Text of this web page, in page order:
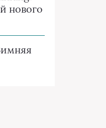
нового